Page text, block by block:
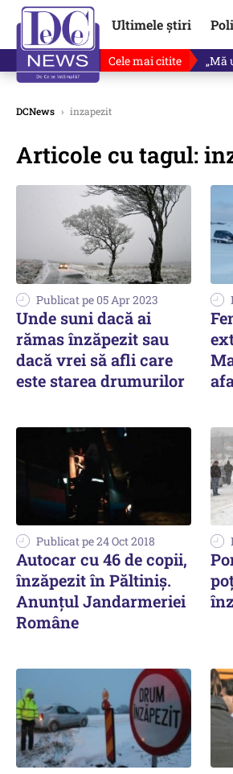
Ultimele știri
Cele mai citite Ce
DCNews › inzapezit
Articole cu tagul:
Publicat pe 05 Apr 2023
Unde suni dacă ai
rămas înzăpezit sau
dacă vrei să afli care
este starea drumurilor
Publicat pe 24 Oct 2018
Autocar cu 46 de copii,
înzăpezit în Păltiniș.
Anunțul Jandarmeriei
Române